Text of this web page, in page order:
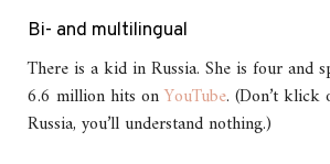
Bi- and multilingual
There is a kid in Russia. She is four and
6.6 million hits onYouTube. (Don’t klick
Russia, you’ll understand nothing.)